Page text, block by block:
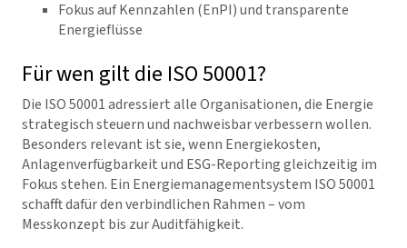
Fokus auf Kennzahlen (EnPI) und transparente
Energieflüsse
Für wen gilt die ISO 50001?
Die ISO 50001 adressiert alle Organisationen, die Energie
strategisch steuern und nachweisbar verbessern wollen.
Besonders relevant ist sie, wenn Energiekosten,
Anlagenverfügbarkeit und ESG-Reporting gleichzeitig im
Fokus stehen. Ein Energiemanagementsystem ISO 50001
schafft dafür den verbindlichen Rahmen – vom
Messkonzept bis zur Auditfähigkeit.